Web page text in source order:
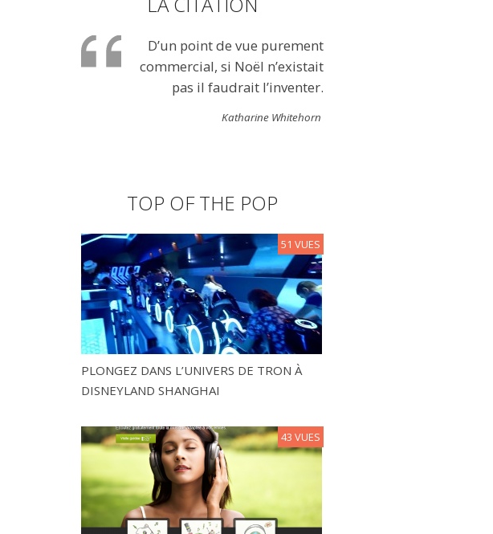
D’un point de vue purement
commercial, si Noël n’existait
pas il faudrait l’inventer.
Katharine Whitehorn
TOP OF THE POP
PLONGEZ DANS L’UNIVERS DE TRON À
DISNEYLAND SHANGHAI
51 VUES
43 VUES